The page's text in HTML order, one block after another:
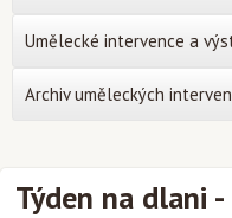
Týden na dlani
Umělecké intervence a
Archiv uměleckých